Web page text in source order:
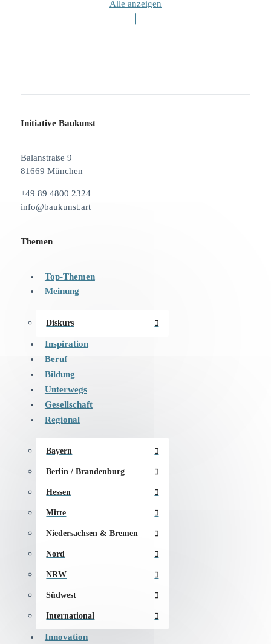
Alle anzeigen
Initiative Baukunst
Balanstraße 9
81669 München
+49 89 4800 2324
info@baukunst.art
Themen
Top-Themen
Meinung
Diskurs
Inspiration
Beruf
Bildung
Unterwegs
Gesellschaft
Regional
Bayern
Berlin / Brandenburg
Hessen
Mitte
Niedersachsen & Bremen
Nord
NRW
Südwest
International
Innovation